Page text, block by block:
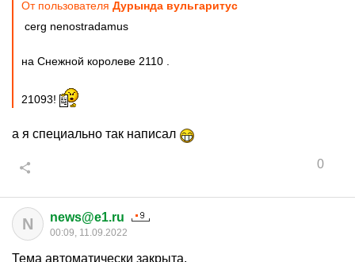
От пользователя Дурында вульгаритус
cerg nenostradamus
на Снежной королеве 2110 .
21093!
а я специально так написал
0
N news@e1.ru
00:09, 11.09.2022
Тема автоматически закрыта.